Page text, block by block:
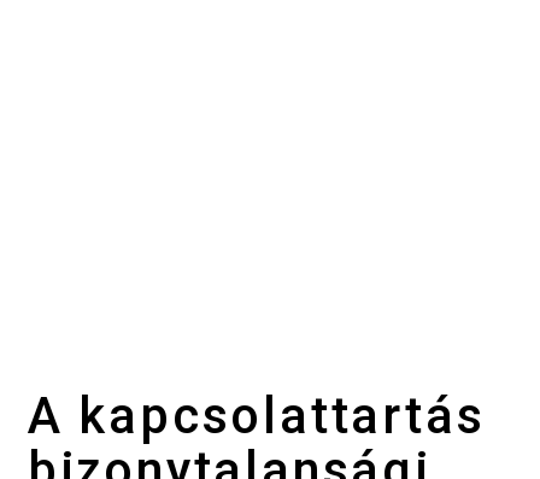
A kapcsolattartás